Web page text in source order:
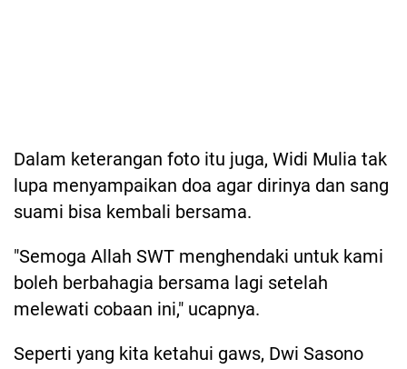
Dalam keterangan foto itu juga, Widi Mulia tak
lupa menyampaikan doa agar dirinya dan sang
suami bisa kembali bersama.
"Semoga Allah SWT menghendaki untuk⁣ kami
boleh berbahagia bersama lagi setelah
melewati cobaan ini," ucapnya.
Seperti yang kita ketahui gaws, Dwi Sasono